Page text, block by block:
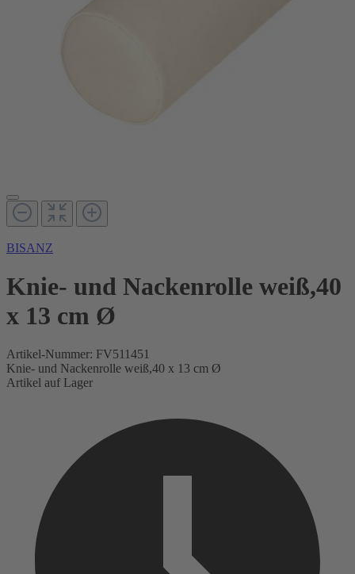
BISANZ
Knie- und Nackenrolle weiß,40
x 13 cm Ø
Artikel-Nummer: FV511451
Knie- und Nackenrolle weiß,40 x 13 cm Ø
Artikel auf Lager